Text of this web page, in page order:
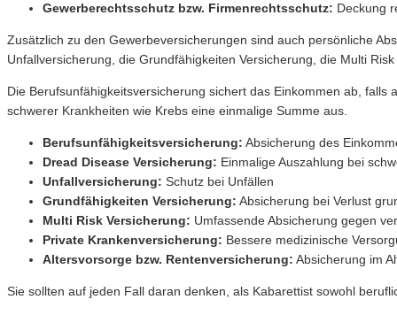
Gewerberechtsschutz bzw. Firmenrechtsschutz: Deckung
Zusätzlich zu den Gewerbeversicherungen sind auch persönliche
Unfallversicherung, die Grundfähigkeiten Versicherung, die Multi
Die Berufsunfähigkeitsversicherung sichert das Einkommen ab,
schwerer Krankheiten wie Krebs eine einmalige Summe aus.
Berufsunfähigkeitsversicherung: Absicherung des
Dread Disease Versicherung: Einmalige Auszahlung bei
Unfallversicherung: Schutz bei Unfällen
Grundfähigkeiten Versicherung: Absicherung bei Verlust
Multi Risk Versicherung: Umfassende Absicherung gegen
Private Krankenversicherung: Bessere medizinische
Altersvorsorge bzw. Rentenversicherung: Absicherung im
Sie sollten auf jeden Fall daran denken, als Kabarettist sowohl